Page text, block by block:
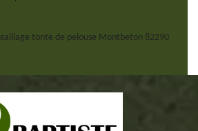
tonte de pelouse Montbeton 82290